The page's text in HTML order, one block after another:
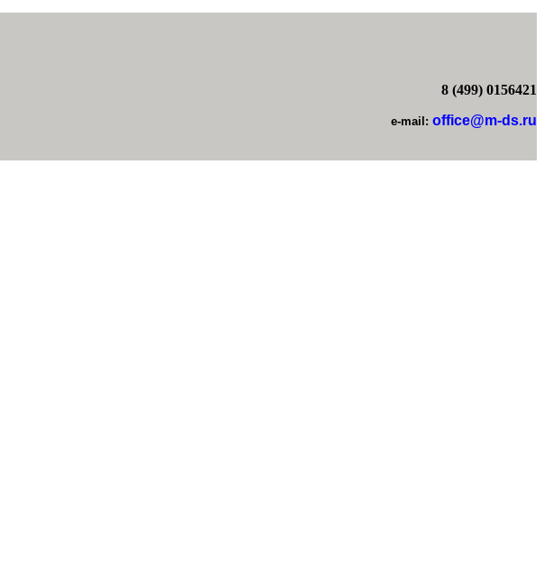
8 (499) 0156421
e-mail: office@m-ds.ru